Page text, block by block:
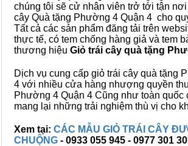
chúng tôi sẽ cử nhân viên trở tới tận
cây Quà tặng Phường 4 Quận 4 cho
Tất cả các sản phẩm đăng tải trên
thực tế, có tem chống hàng giả và tem
thương hiệu Giỏ trái cây quà tặng
Dịch vụ cung cấp giỏ trái cây quà tặng
4 với nhiều cửa hàng nhượng quyền
Phường 4 Quận 4 Cũng như toàn quốc
mang lại những trải nghiệm thù vị cho
Xem tại: CÁC MẪU GIỎ TRÁI CÂY
CHUỘNG - 0933 055 945 - 0977 301